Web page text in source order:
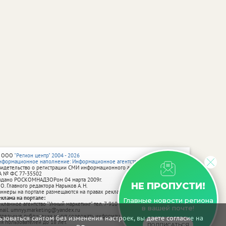
сайтом без изменения настроек, вы даете согласие на
НЕ ПРОПУСТИ!
Главные новости региона
в вашей почте!
"Регион центр" 2004 - 2026
наполнение: Информационное агентство vRossii.ru
о регистрации СМИ информационного агентства vRossii.ru
№ ФС 77‑35502
РОСКОМНАДЗОРом 04 марта 2009г.
Главного редактора Нарыков А. Н.
на портале размещаются на правах рекламы.
на портале:
агентство "Умный маркетинг" тел. 7-910-267-70-40,
umnyy.marketing@yandex.ru
публикации могут содержать информацию, не предназначенную
пользователей до 18 лет.